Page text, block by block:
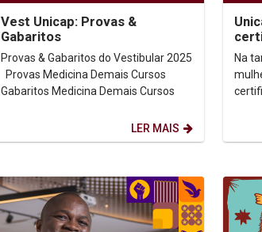
Vest Unicap: Provas &
Gabaritos
Provas & Gabaritos do Vestibular 2025
Gabaritos Medicina Demais Cursos
LER MAIS
Na